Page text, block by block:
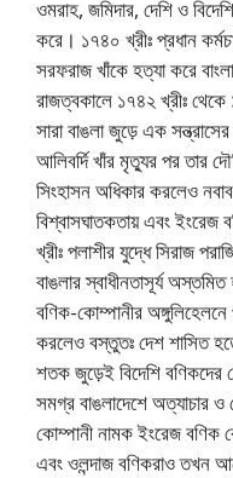
ওমরাহ, জমিদার, দেশি ও
করে। ১৭৪০ খ্রীঃ প্রধান
সরফরাজ খাঁকে হত্যা করে
রাজত্বকালে ১৭৪২ খ্রীঃ থেকে
সারা বাঙলা জুড়ে এক
আলিবর্দি খাঁর মৃত্যুর পর তার
সিংহাসন অধিকার করলেও নবাব
বিশ্বাসঘাতকতায় এবং ইংরেজ
খ্রীঃ পলাশীর যুদ্ধে সিরাজ
বাঙলার স্বাধীনতাসূর্য
বণিক-কোম্পানীর
করলেও বস্তুতঃ দেশ শাসিত
শতক জুড়েই বিদেশি বণিকদের
সমগ্র বাঙলাদেশে অত্যাচার ও
কোম্পানী নামক ইংরেজ বণিক
এবং ওলন্দাজ বণিকরাও তখন